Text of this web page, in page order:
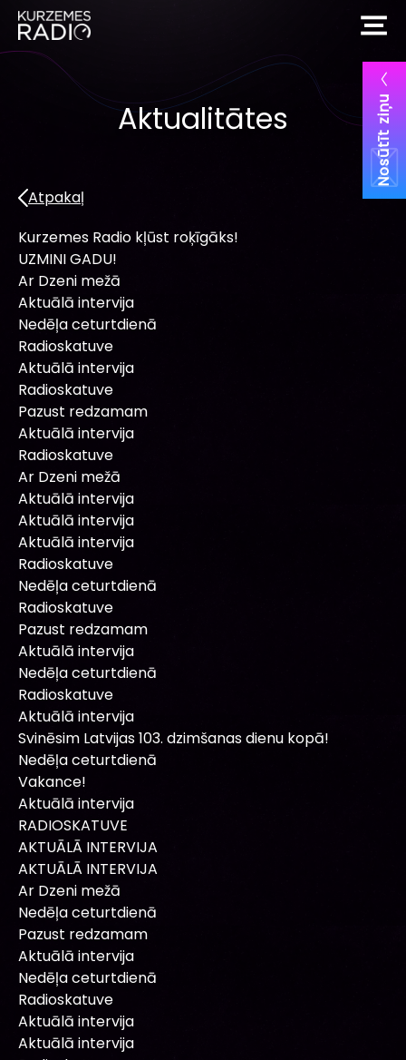
Nosūtīt ziņu
Aktualitātes
Atpakaļ
Kurzemes Radio kļūst roķīgāks!
UZMINI GADU!
Ar Dzeni mežā
Aktuālā intervija
Nedēļa ceturtdienā
Radioskatuve
Aktuālā intervija
Radioskatuve
Pazust redzamam
Aktuālā intervija
Radioskatuve
Ar Dzeni mežā
Aktuālā intervija
Aktuālā intervija
Aktuālā intervija
Radioskatuve
Nedēļa ceturtdienā
Radioskatuve
Pazust redzamam
Aktuālā intervija
Nedēļa ceturtdienā
Radioskatuve
Aktuālā intervija
Svinēsim Latvijas 103. dzimšanas dienu kopā!
Nedēļa ceturtdienā
Vakance!
Aktuālā intervija
RADIOSKATUVE
AKTUĀLĀ INTERVIJA
AKTUĀLĀ INTERVIJA
Ar Dzeni mežā
Nedēļa ceturtdienā
Pazust redzamam
Aktuālā intervija
Nedēļa ceturtdienā
Radioskatuve
Aktuālā intervija
Aktuālā intervija